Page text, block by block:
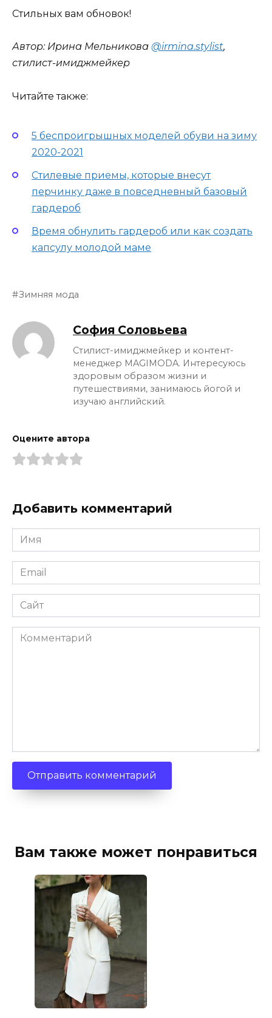
Стильных вам обновок!
Автор: Ирина Мельникова @irmina.stylist,
стилист-имиджмейкер
Читайте также:
5 беспроигрышных моделей обуви на зиму
2020-2021
Стилевые приемы, которые внесут
перчинку даже в повседневный базовый
гардероб
Время обнулить гардероб или как создать
капсулу молодой маме
Зимняя мода
София Соловьева
Стилист-имиджмейкер и контент-
менеджер MAGIMODA. Интересуюсь
здоровым образом жизни и
путешествиями, занимаюсь йогой и
изучаю английский.
Оцените автора
Добавить комментарий
Имя
*
Email
*
Сайт
Комментарий
Вам также может понравиться